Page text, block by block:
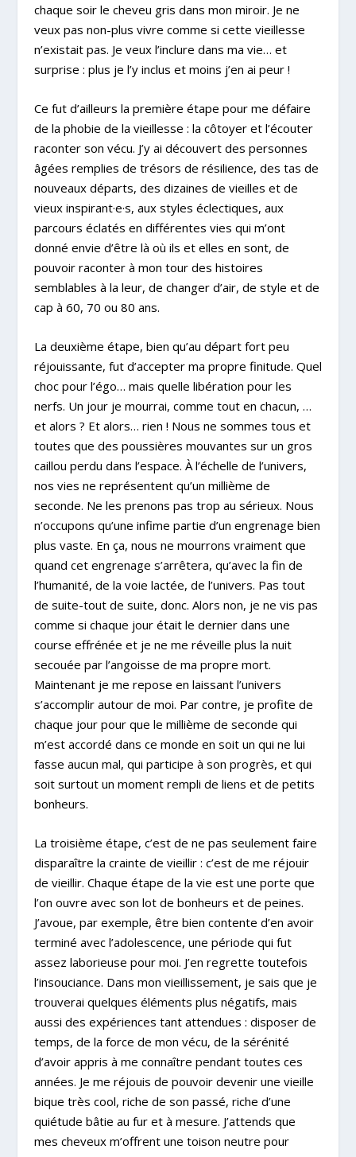
chaque soir le cheveu gris dans mon miroir. Je ne
veux pas non-plus vivre comme si cette vieillesse
n’existait pas. Je veux l’inclure dans ma vie… et
surprise : plus je l’y inclus et moins j’en ai peur !
Ce fut d’ailleurs la première étape pour me défaire
de la phobie de la vieillesse : la côtoyer et l’écouter
raconter son vécu. J’y ai découvert des personnes
âgées remplies de trésors de résilience, des tas de
nouveaux départs, des dizaines de vieilles et de
vieux inspirant·e·s, aux styles éclectiques, aux
parcours éclatés en différentes vies qui m’ont
donné envie d’être là où ils et elles en sont, de
pouvoir raconter à mon tour des histoires
semblables à la leur, de changer d’air, de style et de
cap à 60, 70 ou 80 ans.
La deuxième étape, bien qu’au départ fort peu
réjouissante, fut d’accepter ma propre finitude. Quel
choc pour l’égo… mais quelle libération pour les
nerfs. Un jour je mourrai, comme tout en chacun, …
et alors ? Et alors… rien ! Nous ne sommes tous et
toutes que des poussières mouvantes sur un gros
caillou perdu dans l’espace. À l’échelle de l’univers,
nos vies ne représentent qu’un millième de
seconde. Ne les prenons pas trop au sérieux. Nous
n’occupons qu’une infime partie d’un engrenage bien
plus vaste. En ça, nous ne mourrons vraiment que
quand cet engrenage s’arrêtera, qu’avec la fin de
l’humanité, de la voie lactée, de l’univers. Pas tout
de suite-tout de suite, donc. Alors non, je ne vis pas
comme si chaque jour était le dernier dans une
course effrénée et je ne me réveille plus la nuit
secouée par l’angoisse de ma propre mort.
Maintenant je me repose en laissant l’univers
s’accomplir autour de moi. Par contre, je profite de
chaque jour pour que le millième de seconde qui
m’est accordé dans ce monde en soit un qui ne lui
fasse aucun mal, qui participe à son progrès, et qui
soit surtout un moment rempli de liens et de petits
bonheurs.
La troisième étape, c’est de ne pas seulement faire
disparaître la crainte de vieillir : c’est de me réjouir
de vieillir. Chaque étape de la vie est une porte que
l’on ouvre avec son lot de bonheurs et de peines.
J’avoue, par exemple, être bien contente d’en avoir
terminé avec l’adolescence, une période qui fut
assez laborieuse pour moi. J’en regrette toutefois
l’insouciance. Dans mon vieillissement, je sais que je
trouverai quelques éléments plus négatifs, mais
aussi des expériences tant attendues : disposer de
temps, de la force de mon vécu, de la sérénité
d’avoir appris à me connaître pendant toutes ces
années. Je me réjouis de pouvoir devenir une vieille
bique très cool, riche de son passé, riche d’une
quiétude bâtie au fur et à mesure. J’attends que
mes cheveux m’offrent une toison neutre pour